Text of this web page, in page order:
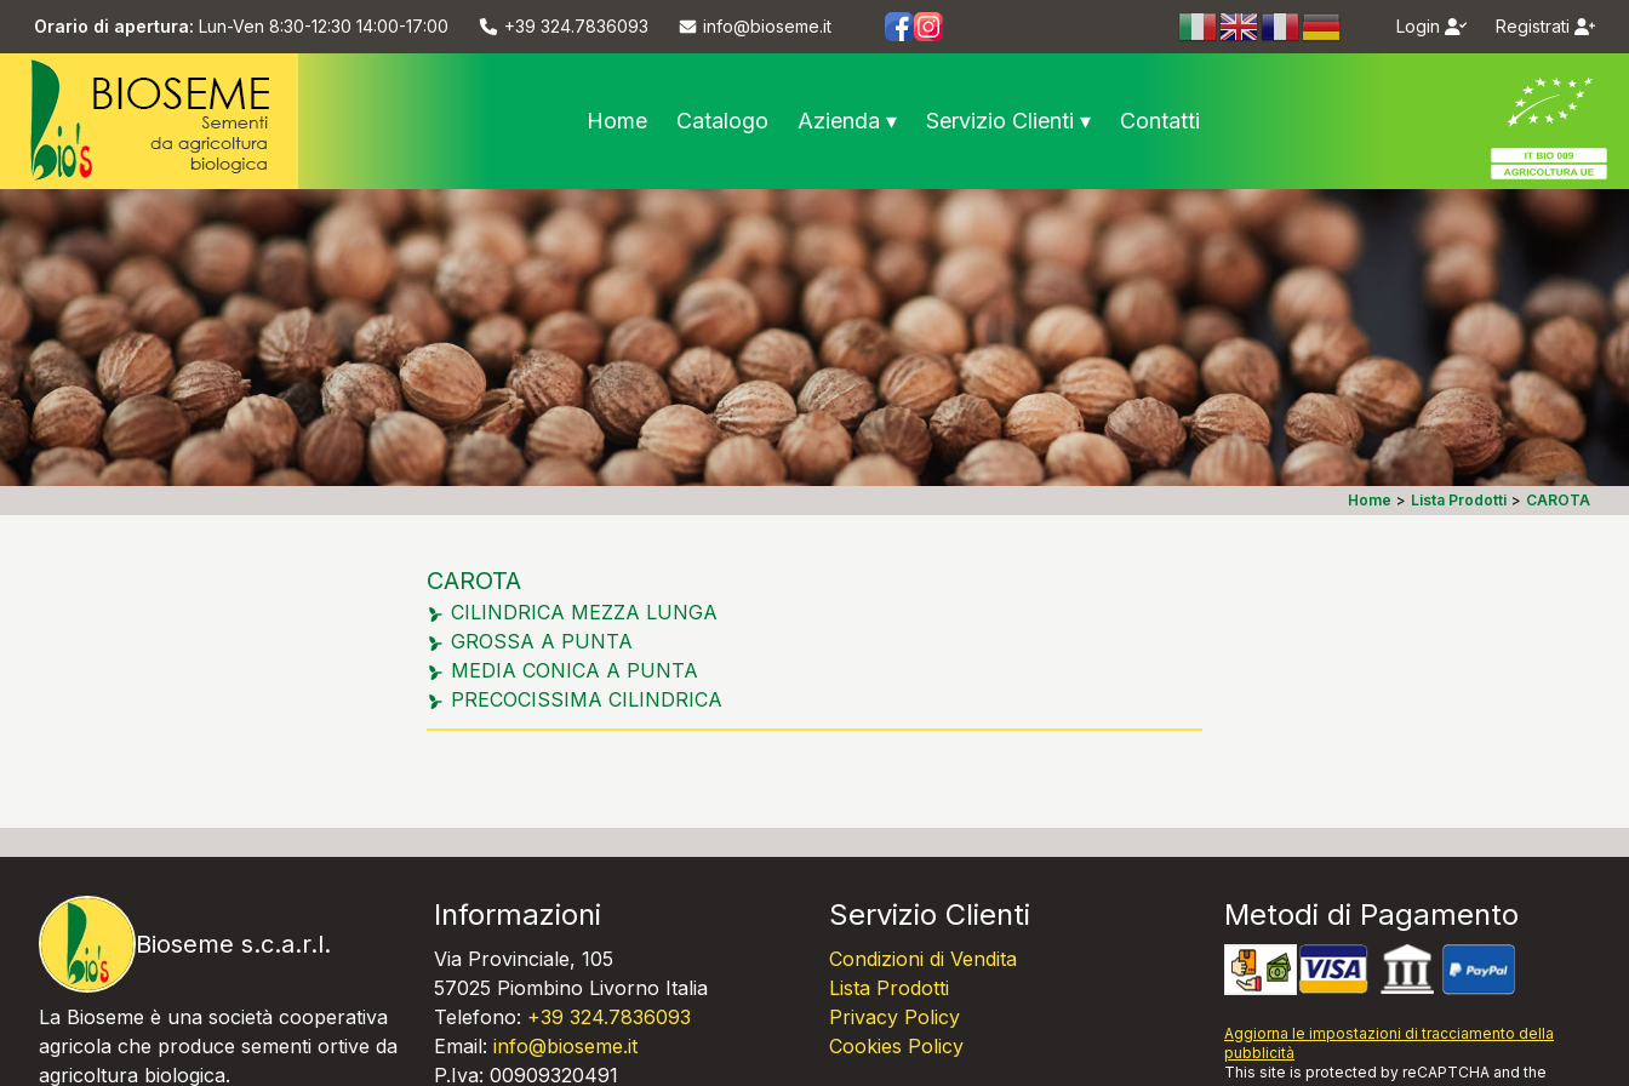
Orario di apertura: Lun-Ven 8:30-12:30 14:00-17:00 +39 324.7836093
info@bioseme.it
https://www.facebook.com/bioseme.it/
https://www.instagram.com/bioseme.it/
Login Registrati
Home Catalogo Azienda ▾ Servizio Clienti ▾ Contatti
Home > Lista Prodotti > CAROTA
CAROTA
CILINDRICA MEZZA LUNGA
GROSSA A PUNTA
MEDIA CONICA A PUNTA
PRECOCISSIMA CILINDRICA
Bioseme s.c.a.r.l.
La Bioseme è una società cooperativa
agricola che produce sementi ortive da
agricoltura biologica.
Informazioni
Via Provinciale, 105
57025 Piombino Livorno Italia
Telefono: +39 324.7836093
Email: info@bioseme.it
P.Iva: 00909320491
Servizio Clienti
Condizioni di Vendita
Lista Prodotti
Privacy Policy
Cookies Policy
Metodi di Pagamento
Aggiorna le impostazioni di tracciamento della
pubblicità
This site is protected by reCAPTCHA and the